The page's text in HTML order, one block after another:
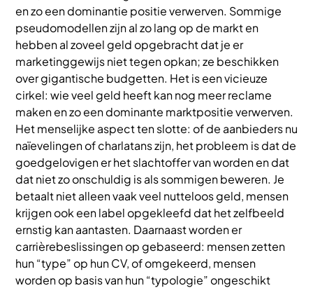
en zo een dominantie positie verwerven. Sommige
pseudomodellen zijn al zo lang op de markt en
hebben al zoveel geld opgebracht dat je er
marketinggewijs niet tegen opkan; ze beschikken
over gigantische budgetten. Het is een vicieuze
cirkel: wie veel geld heeft kan nog meer reclame
maken en zo een dominante marktpositie verwerven.
Het menselijke aspect ten slotte: of de aanbieders nu
naïevelingen of charlatans zijn, het probleem is dat de
goedgelovigen er het slachtoffer van worden en dat
dat niet zo onschuldig is als sommigen beweren. Je
betaalt niet alleen vaak veel nutteloos geld, mensen
krijgen ook een label opgekleefd dat het zelfbeeld
ernstig kan aantasten. Daarnaast worden er
carrièrebeslissingen op gebaseerd: mensen zetten
hun “type” op hun CV, of omgekeerd, mensen
worden op basis van hun “typologie” ongeschikt